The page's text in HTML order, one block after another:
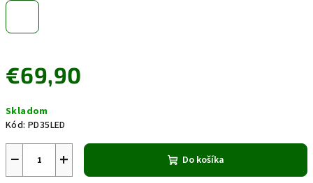
€69,90
cena:
Skladom
Kód: PD35LED
+
− Do košíka